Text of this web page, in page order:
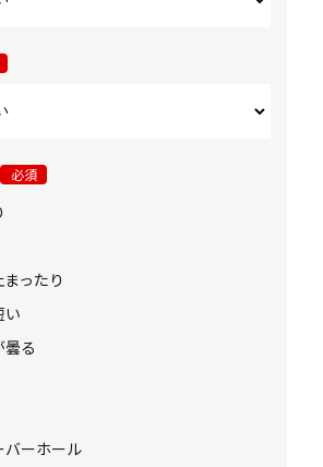
必須
ったり
い
曇る
バーホール